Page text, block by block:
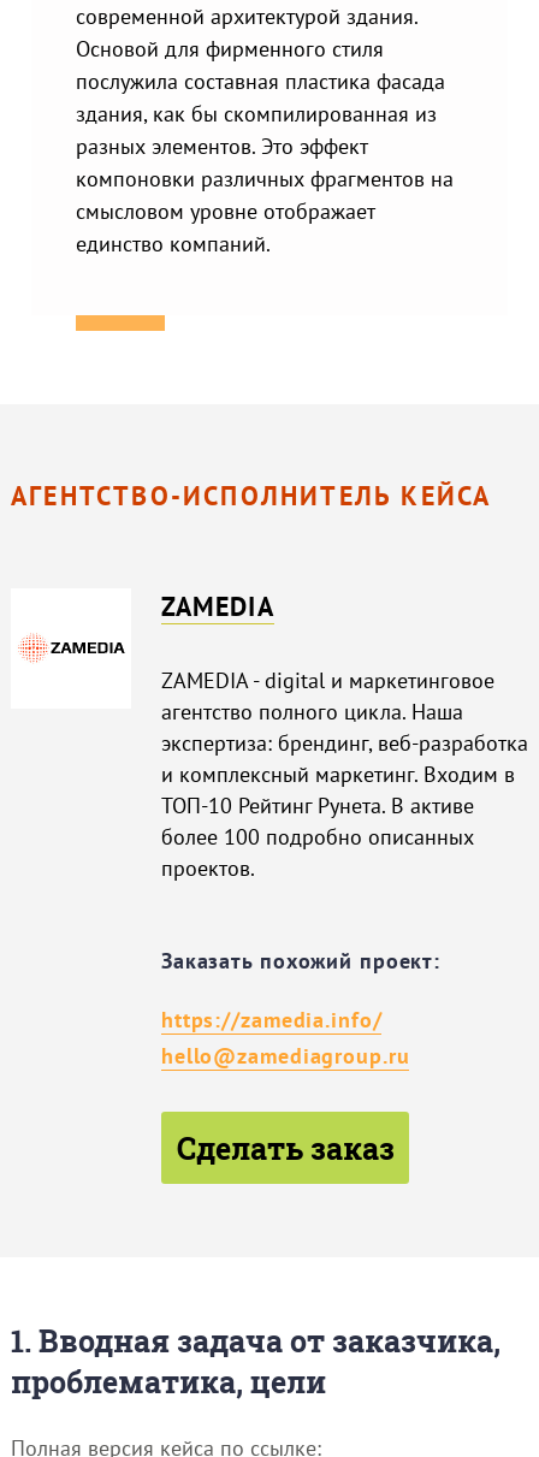
современной архитектурой здания.
Основой для фирменного стиля
послужила составная пластика фасада
здания, как бы скомпилированная из
разных элементов. Это эффект
компоновки различных фрагментов на
смысловом уровне отображает
единство компаний.
АГЕНТСТВО-ИСПОЛНИТЕЛЬ КЕЙСА
ZAMEDIA
ZAMEDIA - digital и маркетинговое
агентство полного цикла. Наша
экспертиза: брендинг, веб-разработка
и комплексный маркетинг. Входим в
ТОП-10 Рейтинг Рунета. В активе
более 100 подробно описанных
проектов.
Заказать похожий проект:
https://zamedia.info/
hello@zamediagroup.ru
Сделать заказ
1. Вводная задача от заказчика,
проблематика, цели
Полная версия кейса по ссылке: